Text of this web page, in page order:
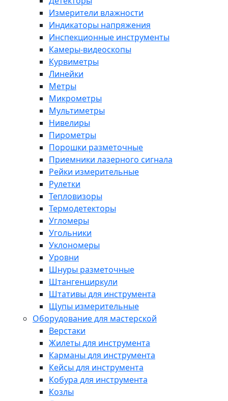
Измерители влажности
Индикаторы напряжения
Инспекционные инструменты
Камеры-видеоскопы
Курвиметры
Линейки
Метры
Микрометры
Мультиметры
Нивелиры
Пирометры
Порошки разметочные
Приемники лазерного сигнала
Рейки измерительные
Рулетки
Тепловизоры
Термодетекторы
Угломеры
Угольники
Уклономеры
Уровни
Шнуры разметочные
Штангенциркули
Штативы для инструмента
Щупы измерительные
Оборудование для мастерской
Верстаки
Жилеты для инструмента
Карманы для инструмента
Кейсы для инструмента
Кобура для инструмента
Козлы